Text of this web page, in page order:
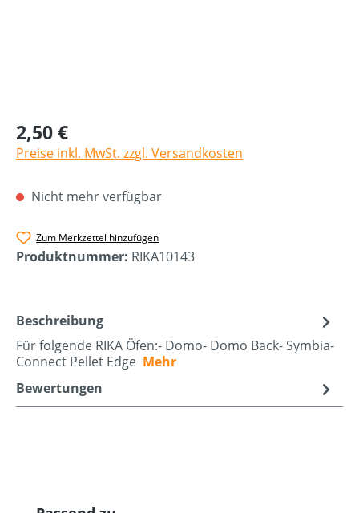
2,50 €
Preise inkl. MwSt. zzgl. Versandkosten
Nicht mehr verfügbar
Zum Merkzettel hinzufügen
Produktnummer: RIKA10143
Beschreibung
Für folgende RIKA Öfen:- Domo- Domo Back- Symbia-
Connect Pellet Edge Mehr
Bewertungen